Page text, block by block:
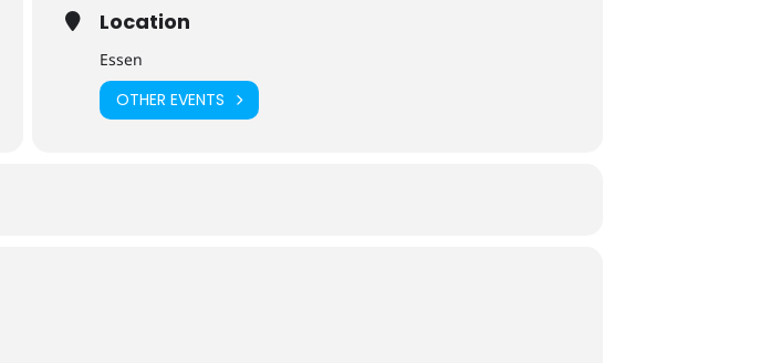
Location
Essen
OTHER EVENTS